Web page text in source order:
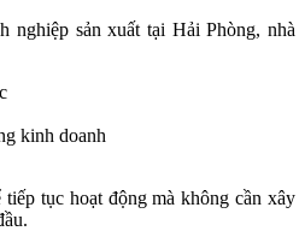
nghiệp sản xuất tại Hải Phòng, nhà
kinh doanh
tục hoạt động mà không cần xây